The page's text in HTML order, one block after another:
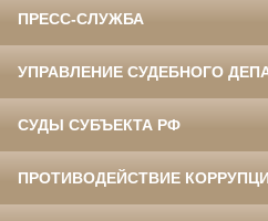
ПРЕСС-СЛУЖБА
УПРАВЛЕНИЕ СУДЕБНОГО
СУДЫ СУБЪЕКТА РФ
ПРОТИВОДЕЙСТВИЕ